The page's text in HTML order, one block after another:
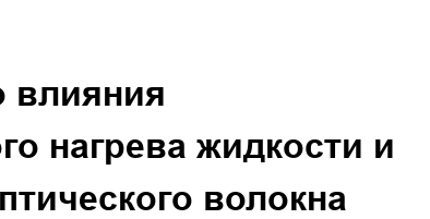
влияния
нагрева жидкости и
волокна